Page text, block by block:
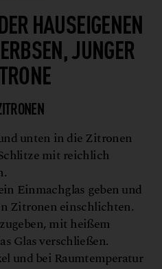
HAUSEIGENEN
JUNGER
unten in die Zitronen
mit reichlich
Einmachglas geben und
Zitronen einschlichten.
mit heißem
Glas verschließen.
und bei Raumtemperatur